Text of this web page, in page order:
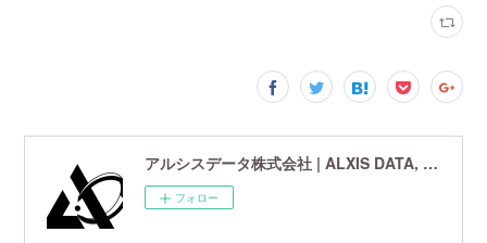
アルシスデータ株式会社 | ALXIS DATA, Inc. | 世界最先端の画像鮮鋭化技術研究開発企業
フォロー